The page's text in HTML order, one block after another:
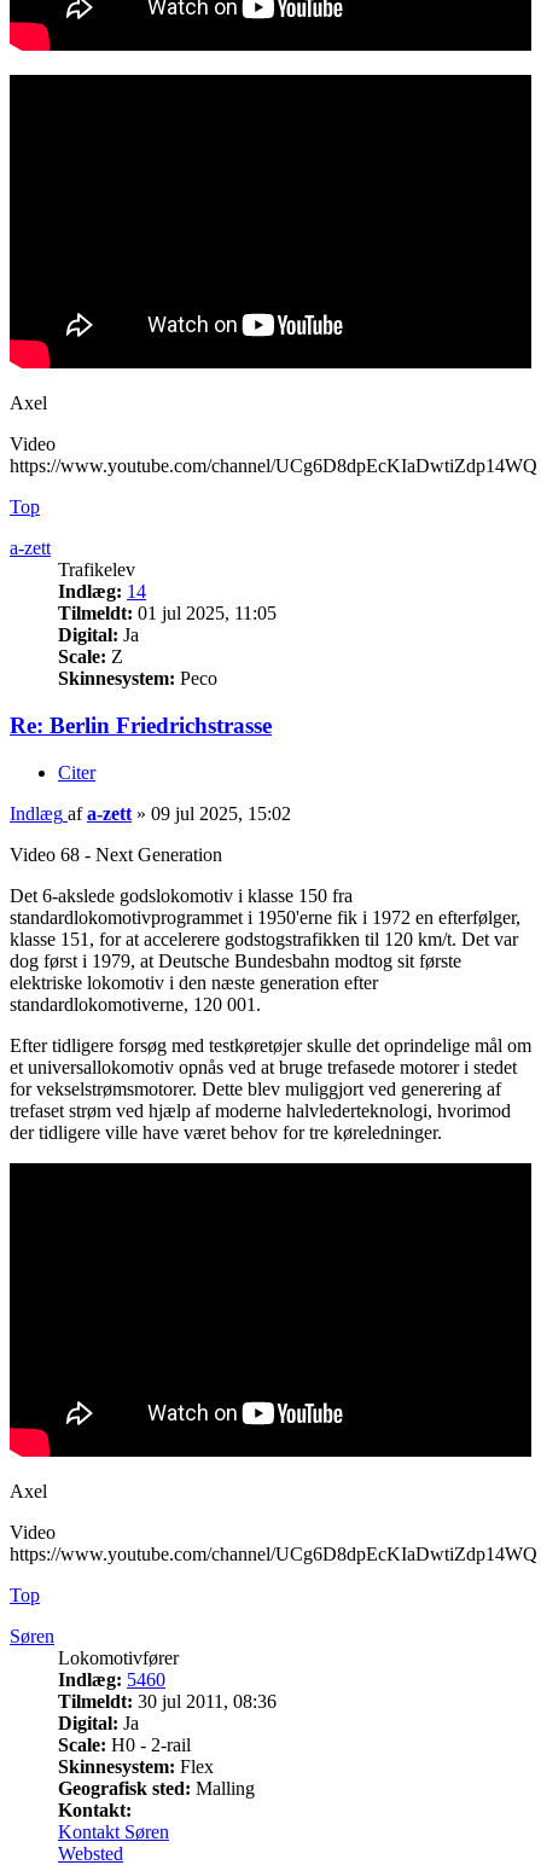
Axel
Video
https://www.youtube.com/channel/UCg6D8dpEcKIaDwtiZdp14WQ
Top
a-zett
Trafikelev
Indlæg: 14
Tilmeldt: 01 jul 2025, 11:05
Digital: Ja
Scale: Z
Skinnesystem: Peco
Re: Berlin Friedrichstrasse
Citer
Indlæg afa-zett » 09 jul 2025, 15:02
Video 68 - Next Generation
Det 6-akslede godslokomotiv i klasse 150 fra
standardlokomotivprogrammet i 1950'erne fik i 1972 en efterfølger,
klasse 151, for at accelerere godstogstrafikken til 120 km/t. Det var
dog først i 1979, at Deutsche Bundesbahn modtog sit første
elektriske lokomotiv i den næste generation efter
standardlokomotiverne, 120 001.
Efter tidligere forsøg med testkøretøjer skulle det oprindelige mål om
et universallokomotiv opnås ved at bruge trefasede motorer i stedet
for vekselstrømsmotorer. Dette blev muliggjort ved generering af
trefaset strøm ved hjælp af moderne halvlederteknologi, hvorimod
der tidligere ville have været behov for tre køreledninger.
Axel
Video
https://www.youtube.com/channel/UCg6D8dpEcKIaDwtiZdp14WQ
Top
Søren
Lokomotivfører
Indlæg: 5460
Tilmeldt: 30 jul 2011, 08:36
Digital: Ja
Scale: H0 - 2-rail
Skinnesystem: Flex
Geografisk sted: Malling
Kontakt:
Kontakt Søren
Websted